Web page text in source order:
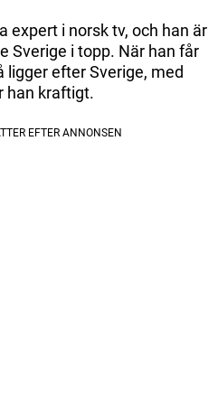
expert i norsk tv, och han är
Sverige i topp. När han får
ligger efter Sverige, med
han kraftigt.